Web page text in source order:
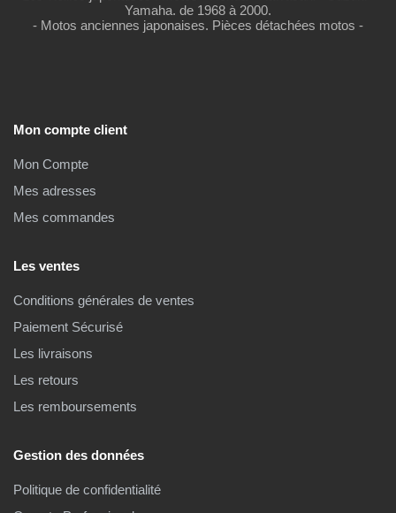
Yamaha. de 1968 à 2000.
- Motos anciennes japonaises. Pièces détachées motos -
Mon compte client
Mon Compte
Mes adresses
Mes commandes
Les ventes
Conditions générales de ventes
Paiement Sécurisé
Les livraisons
Les retours
Les remboursements
Gestion des données
Politique de confidentialité